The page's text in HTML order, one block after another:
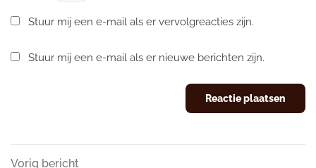
Stuur mij een e-mail als er vervolgreacties zijn.
Stuur mij een e-mail als er nieuwe berichten zijn.
Vorig
Vorig bericht